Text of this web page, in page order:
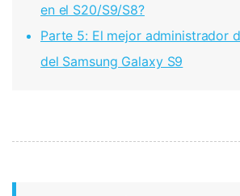
en el S20/S9/S8?
Parte 5: El mejor administrador
del Samsung Galaxy S9